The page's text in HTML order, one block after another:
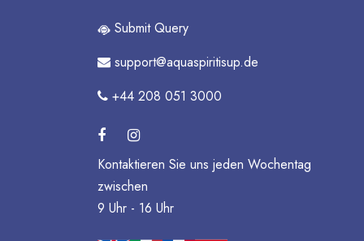
Submit Query
support@aquaspiritisup.de
+44 208 051 3000
Kontaktieren Sie uns jeden Wochentag
zwischen
9 Uhr - 16 Uhr